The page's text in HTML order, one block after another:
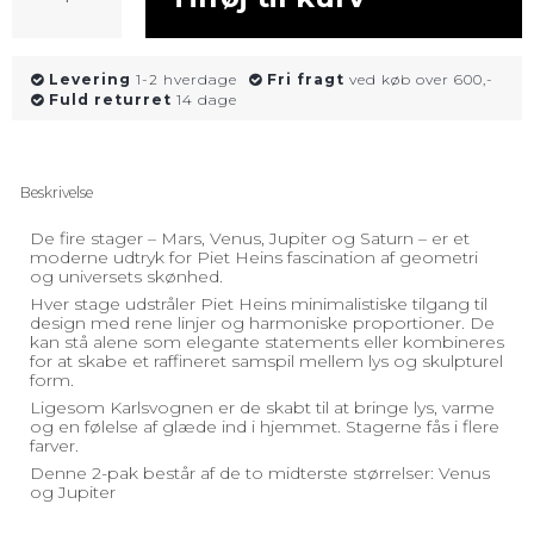
Levering 1-2 hverdage Fri fragt ved køb over 600,-
Fuld returret 14 dage
Beskrivelse
De fire stager – Mars, Venus, Jupiter og Saturn – er et
moderne udtryk for Piet Heins fascination af geometri
og universets skønhed.
Hver stage udstråler Piet Heins minimalistiske tilgang til
design med rene linjer og harmoniske proportioner. De
kan stå alene som elegante statements eller kombineres
for at skabe et raffineret samspil mellem lys og skulpturel
form.
Ligesom Karlsvognen er de skabt til at bringe lys, varme
og en følelse af glæde ind i hjemmet. Stagerne fås i flere
farver.
Denne 2-pak består af de to midterste størrelser: Venus
og Jupiter